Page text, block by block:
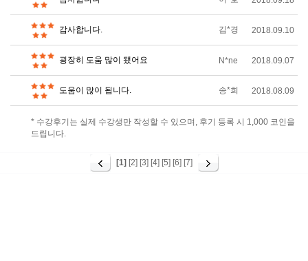
감사합니다. 김*경 2018.09.10
굉장히 도움 많이 됐어요 N*ne 2018.09.07
도움이 많이 됩니다. 송*희 2018.08.09
* 수강후기는 실제 수강생만 작성할 수 있으며, 후기 등록 시 1,000 코인을
드립니다.
[1] [2] [3] [4] [5] [6] [7]